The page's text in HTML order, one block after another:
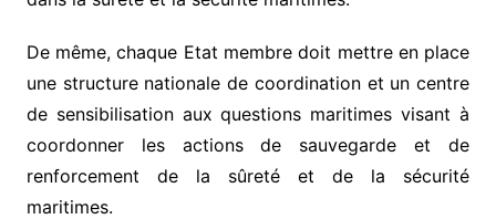
De même, chaque Etat membre doit mettre en place
une structure nationale de coordination et un centre
de sensibilisation aux questions maritimes visant à
coordonner les actions de sauvegarde et de
renforcement de la sûreté et de la sécurité
maritimes.